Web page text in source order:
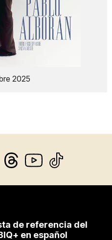
2025
de referencia del
en español